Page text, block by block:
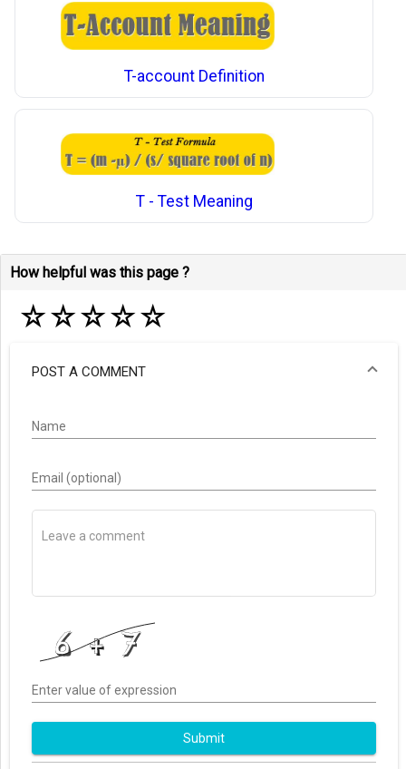
T-account Definition
T - Test Meaning
How helpful was this page ?
☆☆☆☆☆
POST A COMMENT
Name
Email (optional)
Enter value of expression
Submit